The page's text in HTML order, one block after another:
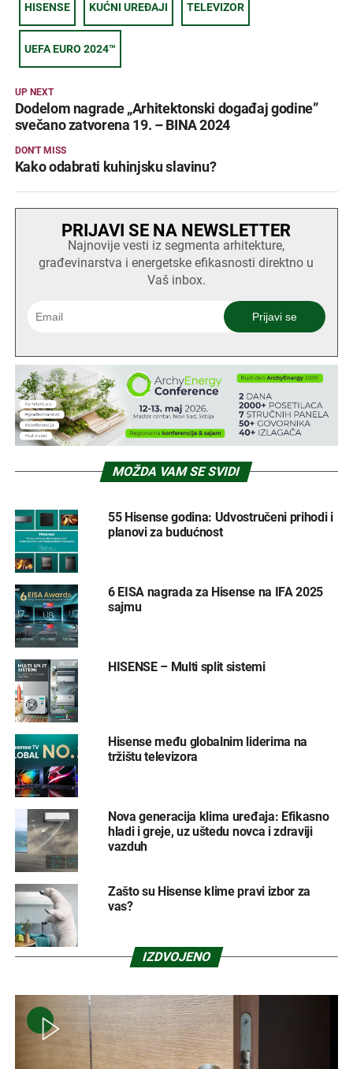
HISENSE KUĆNI UREĐAJI TELEVIZOR
UEFA EURO 2024™
UP NEXT
Dodelom nagrade „Arhitektonski događaj godine”
svečano zatvorena 19. – BINA 2024
DON'T MISS
Kako odabrati kuhinjsku slavinu?
PRIJAVI SE NA NEWSLETTER
Najnovije vesti iz segmenta arhitekture,
građevinarstva i energetske efikasnosti direktno u
Vaš inbox.
MOŽDA VAM SE SVIDI
55 Hisense godina: Udvostručeni prihodi i
planovi za budućnost
6 EISA nagrada za Hisense na IFA 2025
sajmu
HISENSE – Multi split sistemi
Hisense među globalnim liderima na
tržištu televizora
Nova generacija klima uređaja: Efikasno
hladi i greje, uz uštedu novca i zdraviji
vazduh
Zašto su Hisense klime pravi izbor za
vas?
IZDVOJENO